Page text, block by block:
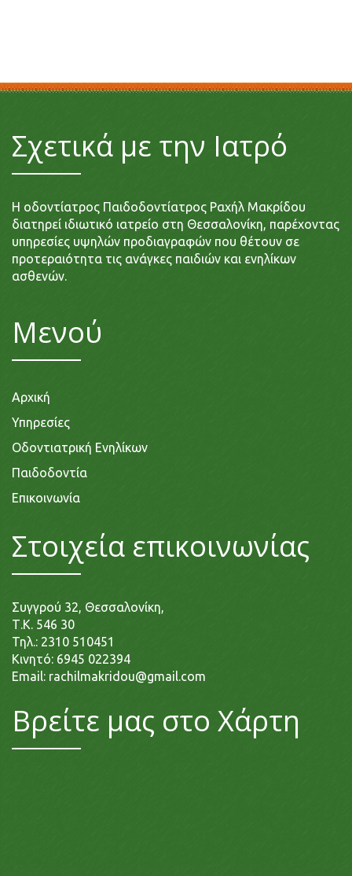
Σχετικά με την Ιατρό
Η οδοντίατρος Παιδοδοντίατρος Ραχήλ Μακρίδου
διατηρεί ιδιωτικό ιατρείο στη Θεσσαλονίκη, παρέχοντας
υπηρεσίες υψηλών προδιαγραφών που θέτουν σε
προτεραιότητα τις ανάγκες παιδιών και ενηλίκων
ασθενών.
Μενού
Αρχική
Υπηρεσίες
Οδοντιατρική Ενηλίκων
Παιδοδοντία
Επικοινωνία
Στοιχεία επικοινωνίας
Συγγρού 32, Θεσσαλονίκη,
Τ.Κ. 546 30
Τηλ.: 2310 510451
Κινητό: 6945 022394
Email: rachilmakridou@gmail.com
Βρείτε μας στο Χάρτη